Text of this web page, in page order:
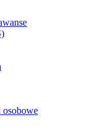
osobowe